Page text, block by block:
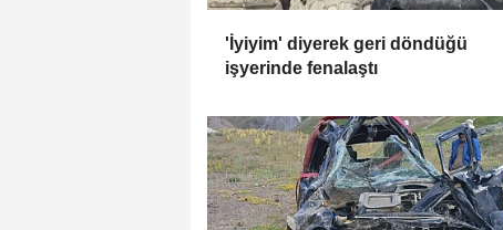
'İyiyim' diyerek geri döndüğü
işyerinde fenalaştı